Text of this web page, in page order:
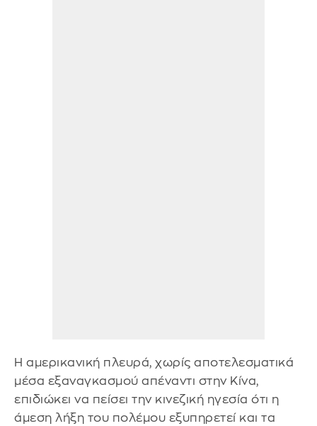
Η αμερικανική πλευρά, χωρίς αποτελεσματικά
μέσα εξαναγκασμού απέναντι στην Κίνα,
επιδιώκει να πείσει την κινεζική ηγεσία ότι η
άμεση λήξη του πολέμου εξυπηρετεί και τα